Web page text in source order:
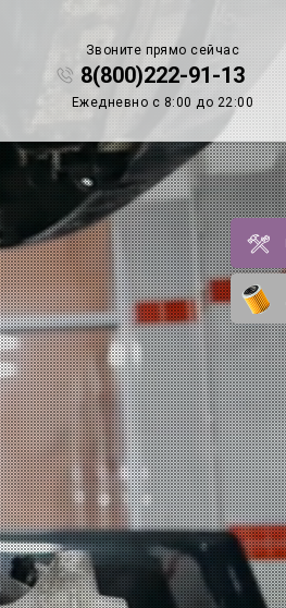
Звоните прямо сейчас
8(800)222-91-13
Ежедневно с 8:00 до 22:00